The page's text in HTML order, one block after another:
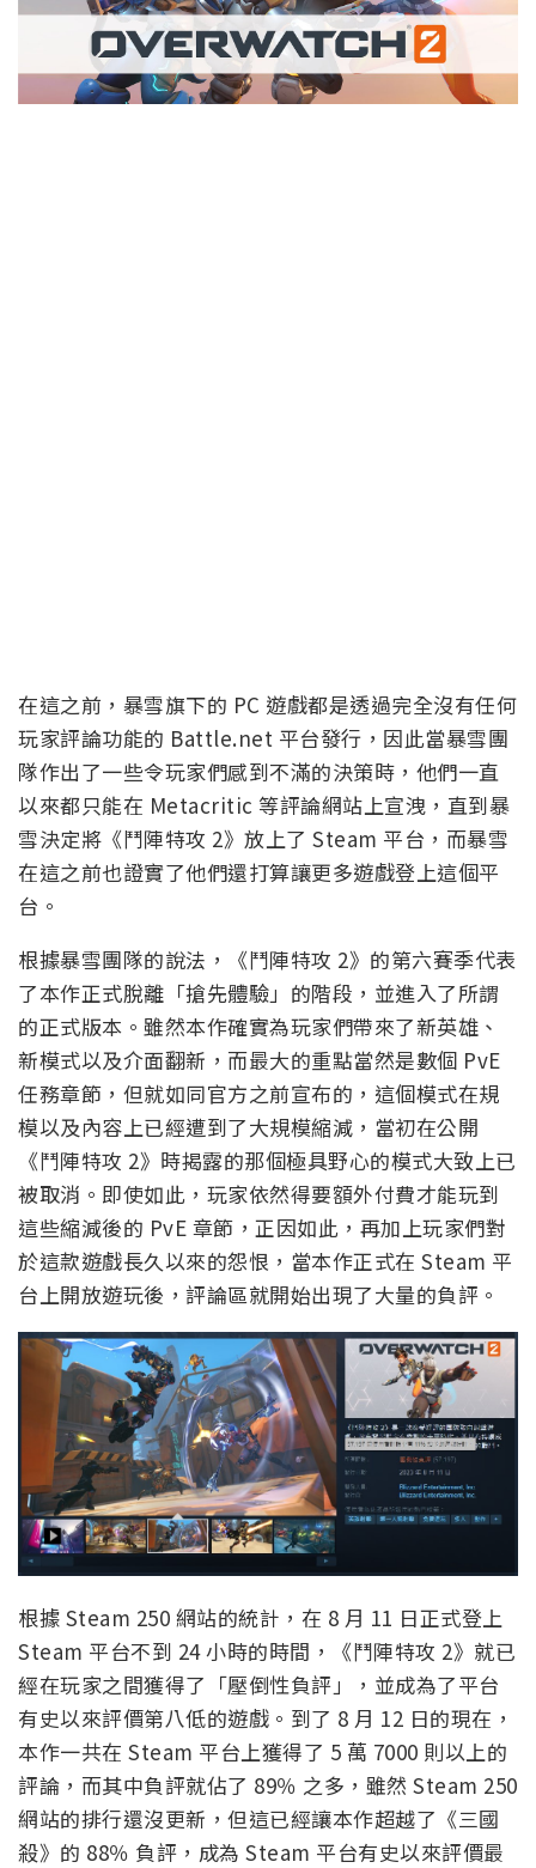
在這之前，暴雪旗下的 PC 遊戲都是透過完全沒有任何
玩家評論功能的 Battle.net 平台發行，因此當暴雪團
隊作出了一些令玩家們感到不滿的決策時，他們一直
以來都只能在 Metacritic 等評論網站上宣洩，直到暴
雪決定將《鬥陣特攻 2》放上了 Steam 平台，而暴雪
在這之前也證實了他們還打算讓更多遊戲登上這個平
台。
根據暴雪團隊的說法，《鬥陣特攻 2》的第六賽季代表
了本作正式脫離「搶先體驗」的階段，並進入了所謂
的正式版本。雖然本作確實為玩家們帶來了新英雄、
新模式以及介面翻新，而最大的重點當然是數個 PvE
任務章節，但就如同官方之前宣布的，這個模式在規
模以及內容上已經遭到了大規模縮減，當初在公開
《鬥陣特攻 2》時揭露的那個極具野心的模式大致上已
被取消。即使如此，玩家依然得要額外付費才能玩到
這些縮減後的 PvE 章節，正因如此，再加上玩家們對
於這款遊戲長久以來的怨恨，當本作正式在 Steam 平
台上開放遊玩後，評論區就開始出現了大量的負評。
根據 Steam 250 網站的統計，在 8 月 11 日正式登上
Steam 平台不到 24 小時的時間，《鬥陣特攻 2》就已
經在玩家之間獲得了「壓倒性負評」，並成為了平台
有史以來評價第八低的遊戲。到了 8 月 12 日的現在，
本作一共在 Steam 平台上獲得了 5 萬 7000 則以上的
評論，而其中負評就佔了 89％ 之多，雖然 Steam 250
網站的排行還沒更新，但這已經讓本作超越了《三國
殺》的 88％ 負評，成為 Steam 平台有史以來評價最